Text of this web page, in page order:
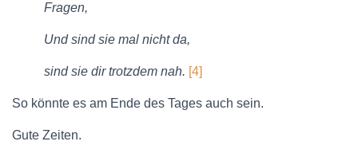
Fragen,
Und sind sie mal nicht da,
sind sie dir trotzdem nah. [4]
So könnte es am Ende des Tages auch sein.
Gute Zeiten.